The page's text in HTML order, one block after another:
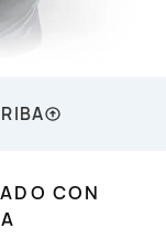
CON